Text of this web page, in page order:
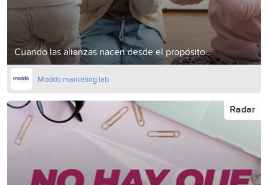
Cuando las alianzas nacen desde el propósito...
Moddo marketing lab
Radar